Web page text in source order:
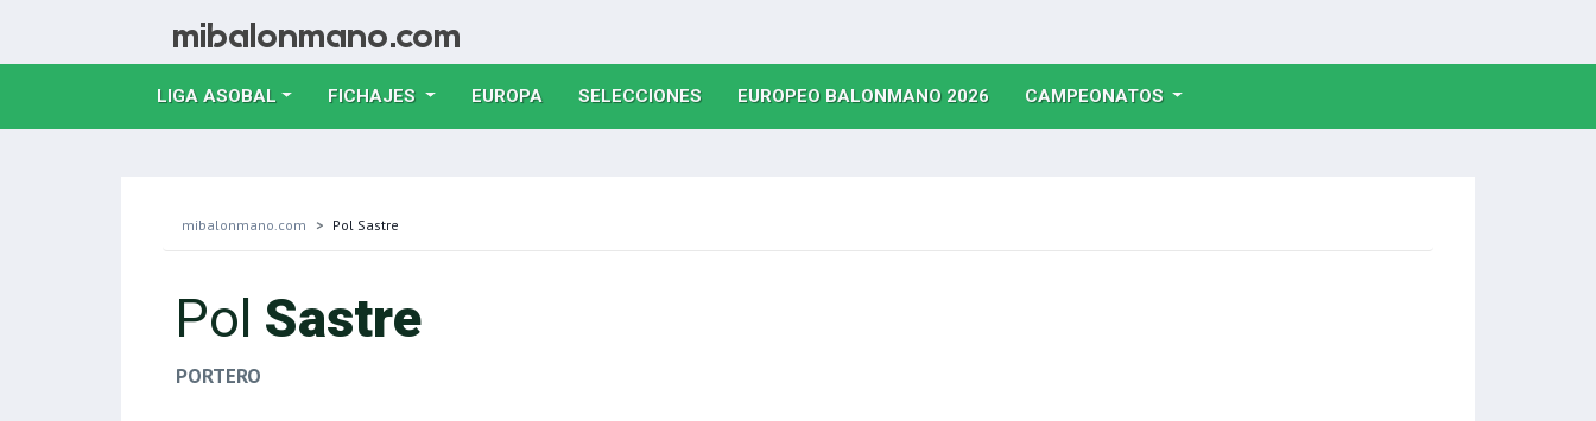
LIGA ASOBAL FICHAJES EUROPA(CURRENT)
SELECCIONES(CURRENT)
EUROPEO BALONMANO 2026(CURRENT)
CAMPEONATOS
mibalonmano.com Pol Sastre
Pol Sastre
PORTERO